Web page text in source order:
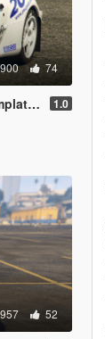
74
V] 1.0
52